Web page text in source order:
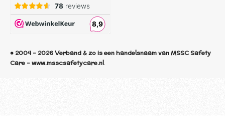
© 2004 - 2026 Verband & zo is een handelsnaam van MSSC Safety
Care - www.msscsafetycare.nl